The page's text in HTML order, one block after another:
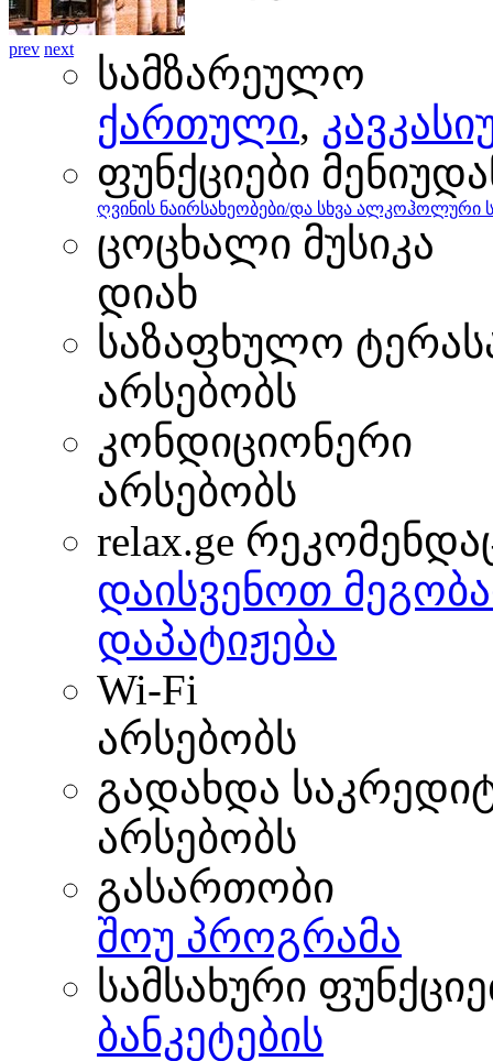
prev next
სამზარეულო
ქართული,
ფუნქციები
ღვინის ნაირსახეობები/და სხვა ალკოჰოლური
ცოცხალი მუსიკა
დიახ
საზაფხულო
არსებობს
კონდიციონერი
არსებობს
relax.ge
დაისვენოთ
დაპატიჟება
Wi-Fi
არსებობს
გადახდა
არსებობს
გასართობი
შოუ პროგრამა
სამსახური
ბანკეტების